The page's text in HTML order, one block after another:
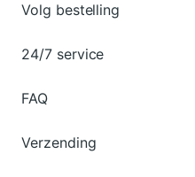
Volg bestelling
24/7 service
FAQ
Verzending